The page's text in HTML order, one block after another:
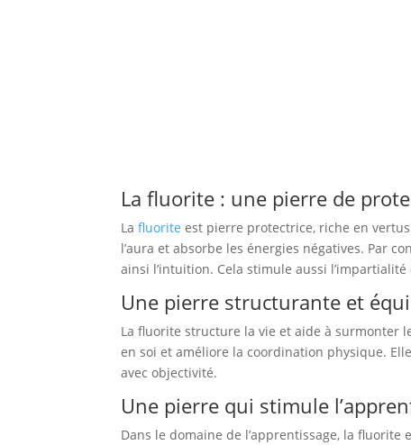
La fluorite : une pierre de
Lafluorite est pierre protectrice, riche en
l’aura et absorbe les énergies négatives. Par
ainsi l’intuition. Cela stimule aussi l’impartialité
Une pierre structurante et
La fluorite structure la vie et aide à surmonter
en soi et améliore la coordination physique.
avec objectivité.
Une pierre qui stimule
Dans le domaine de l’apprentissage, la